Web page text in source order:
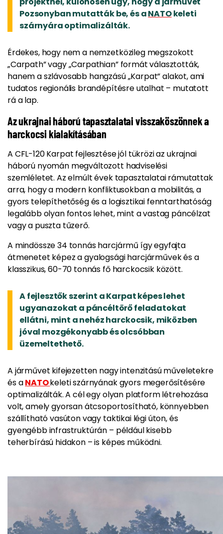
Pozsonyban mutatták be, és aNATOkeleti
szárnyára optimalizálták.
Érdekes, hogy nem a nemzetközileg megszokott
„Carpath” vagy „Carpathian” formát választották,
hanem a szlávosabb hangzású „Karpat” alakot, ami
tudatos regionális brandépítésre utalhat – mutatott
rá a lap.
Az ukrajnai háború tapasztalatai visszaköszönnek a
harckocsi kialakításában
A CFL-120 Karpat fejlesztése jól tükrözi az ukrajnai
háború nyomán megváltozott hadviselési
szemléletet. Az elmúlt évek tapasztalatai rámutattak
arra, hogy a modern konfliktusokban a mobilitás, a
gyors telepíthetőség és a logisztikai fenntarthatóság
legalább olyan fontos lehet, mint a vastag páncélzat
vagy a puszta tűzerő.
A mindössze 34 tonnás harcjármű így egyfajta
átmenetet képez a gyalogsági harcjárművek és a
klasszikus, 60-70 tonnás fő harckocsik között.
A fejlesztők szerint a Karpat képes lehet
ugyanazokat a páncéltörő feladatokat
ellátni, mint a nehéz harckocsik, miközben
jóval mozgékonyabb és olcsóbban
üzemeltethető.
A járművet kifejezetten nagy intenzitású műveletekre
és aNATOkeleti szárnyának gyors megerősítésére
optimalizálták. A cél egy olyan platform létrehozása
volt, amely gyorsan átcsoportosítható, könnyebben
szállítható vasúton vagy taktikai légi úton, és
gyengébb infrastruktúrán – például kisebb
teherbírású hidakon – is képes működni.